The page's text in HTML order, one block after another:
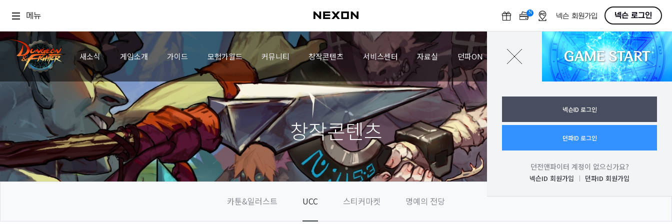
메뉴 N
F
넥슨 회원가입 넥슨 로그인
새소식 게임소개 가이드 모험가월드 커뮤니티 창작콘텐츠 서비스센터 자료실 던파ON GAME START
로그인
넥슨ID 로그인
던파ID 로그인
던전앤파이터 계정이 없으신가요?
넥슨ID 회원가입 던파ID 회원가입
창작콘텐츠
카툰&일러스트 UCC 스티커마켓 명예의 전당